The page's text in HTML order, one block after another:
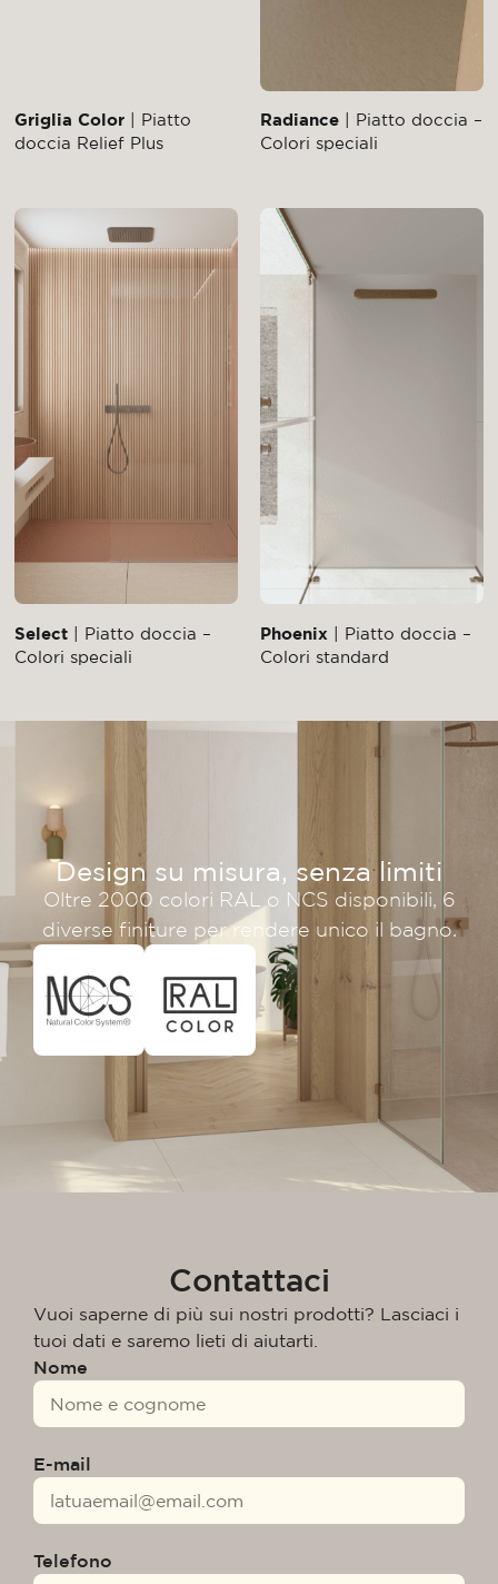
Griglia Color | Piatto
doccia Relief Plus
Radiance | Piatto doccia –
Colori speciali
Select | Piatto doccia –
Colori speciali
Phoenix | Piatto doccia –
Colori standard
Design su misura, senza limiti
Oltre 2000 colori RAL o NCS disponibili, 6
diverse finiture per rendere unico il bagno.
Contattaci
Vuoi saperne di più sui nostri prodotti? Lasciaci i
tuoi dati e saremo lieti di aiutarti.
Nome
E-mail
Telefono